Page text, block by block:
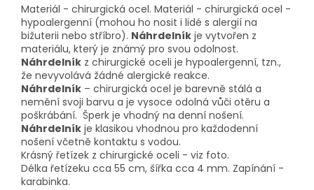
Materiál - chirurgická ocel. Materiál - chirurgická ocel -
hypoalergenní (mohou ho nosit i lidé s alergií na
bižuterii nebo stříbro). Náhrdelník je vytvořen z
materiálu, který je známý pro svou odolnost.
Náhrdelník z chirurgické oceli je hypoalergenní, tzn.,
že nevyvolává žádné alergické reakce.
Náhrdelník – chirurgická ocel je barevně stálá a
nemění svoji barvu a je vysoce odolná vůči otěru a
poškrábání. Šperk je vhodný na denní nošení.
Náhrdelník je klasikou vhodnou pro každodenní
nošení včetně kontaktu s vodou.
Krásný řetízek z chirurgické oceli - viz foto.
Délka řetízeku cca 55 cm, šířka cca 4 mm. Zapínání -
karabinka.